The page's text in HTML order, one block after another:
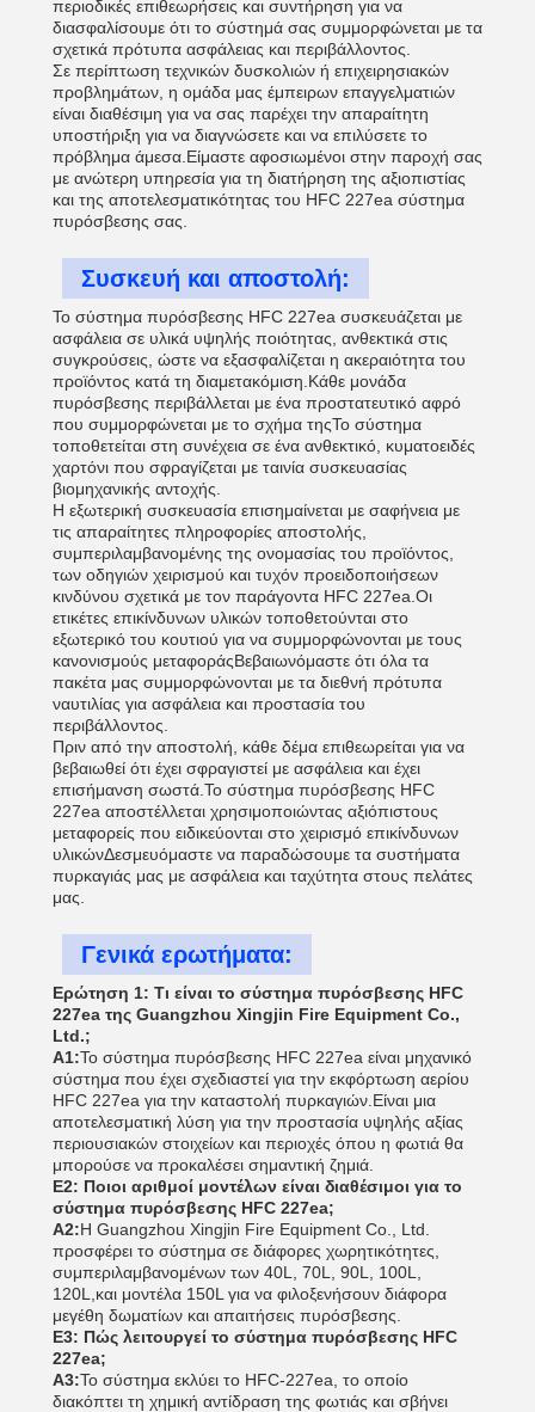
περιοδικές επιθεωρήσεις και συντήρηση για να
διασφαλίσουμε ότι το σύστημά σας συμμορφώνεται με τα
σχετικά πρότυπα ασφάλειας και περιβάλλοντος.
Σε περίπτωση τεχνικών δυσκολιών ή επιχειρησιακών
προβλημάτων, η ομάδα μας έμπειρων επαγγελματιών
είναι διαθέσιμη για να σας παρέχει την απαραίτητη
υποστήριξη για να διαγνώσετε και να επιλύσετε το
πρόβλημα άμεσα.Είμαστε αφοσιωμένοι στην παροχή σας
με ανώτερη υπηρεσία για τη διατήρηση της αξιοπιστίας
και της αποτελεσματικότητας του HFC 227ea σύστημα
πυρόσβεσης σας.
Συσκευή και αποστολή:
Το σύστημα πυρόσβεσης HFC 227ea συσκευάζεται με
ασφάλεια σε υλικά υψηλής ποιότητας, ανθεκτικά στις
συγκρούσεις, ώστε να εξασφαλίζεται η ακεραιότητα του
προϊόντος κατά τη διαμετακόμιση.Κάθε μονάδα
πυρόσβεσης περιβάλλεται με ένα προστατευτικό αφρό
που συμμορφώνεται με το σχήμα τηςΤο σύστημα
τοποθετείται στη συνέχεια σε ένα ανθεκτικό, κυματοειδές
χαρτόνι που σφραγίζεται με ταινία συσκευασίας
βιομηχανικής αντοχής.
Η εξωτερική συσκευασία επισημαίνεται με σαφήνεια με
τις απαραίτητες πληροφορίες αποστολής,
συμπεριλαμβανομένης της ονομασίας του προϊόντος,
των οδηγιών χειρισμού και τυχόν προειδοποιήσεων
κινδύνου σχετικά με τον παράγοντα HFC 227ea.Οι
ετικέτες επικίνδυνων υλικών τοποθετούνται στο
εξωτερικό του κουτιού για να συμμορφώνονται με τους
κανονισμούς μεταφοράςΒεβαιωνόμαστε ότι όλα τα
πακέτα μας συμμορφώνονται με τα διεθνή πρότυπα
ναυτιλίας για ασφάλεια και προστασία του
περιβάλλοντος.
Πριν από την αποστολή, κάθε δέμα επιθεωρείται για να
βεβαιωθεί ότι έχει σφραγιστεί με ασφάλεια και έχει
επισήμανση σωστά.Το σύστημα πυρόσβεσης HFC
227ea αποστέλλεται χρησιμοποιώντας αξιόπιστους
μεταφορείς που ειδικεύονται στο χειρισμό επικίνδυνων
υλικώνΔεσμευόμαστε να παραδώσουμε τα συστήματα
πυρκαγιάς μας με ασφάλεια και ταχύτητα στους πελάτες
μας.
Γενικά ερωτήματα:
Ερώτηση 1: Τι είναι το σύστημα πυρόσβεσης HFC
227ea της Guangzhou Xingjin Fire Equipment Co.,
Ltd.;
Α1:Το σύστημα πυρόσβεσης HFC 227ea είναι μηχανικό
σύστημα που έχει σχεδιαστεί για την εκφόρτωση αερίου
HFC 227ea για την καταστολή πυρκαγιών.Είναι μια
αποτελεσματική λύση για την προστασία υψηλής αξίας
περιουσιακών στοιχείων και περιοχές όπου η φωτιά θα
μπορούσε να προκαλέσει σημαντική ζημιά.
Ε2: Ποιοι αριθμοί μοντέλων είναι διαθέσιμοι για το
σύστημα πυρόσβεσης HFC 227ea;
Α2:Η Guangzhou Xingjin Fire Equipment Co., Ltd.
προσφέρει το σύστημα σε διάφορες χωρητικότητες,
συμπεριλαμβανομένων των 40L, 70L, 90L, 100L,
120L,και μοντέλα 150L για να φιλοξενήσουν διάφορα
μεγέθη δωματίων και απαιτήσεις πυρόσβεσης.
Ε3: Πώς λειτουργεί το σύστημα πυρόσβεσης HFC
227ea;
Α3:Το σύστημα εκλύει το HFC-227ea, το οποίο
διακόπτει τη χημική αντίδραση της φωτιάς και σβήνει